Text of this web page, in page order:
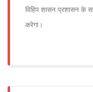
विहिप शासन प्रशासन के
करेगा।